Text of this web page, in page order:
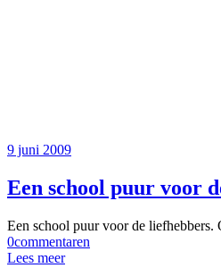
9 juni 2009
Een school puur voor
Een school puur voor de liefhebbers.
0commentaren
Lees meer